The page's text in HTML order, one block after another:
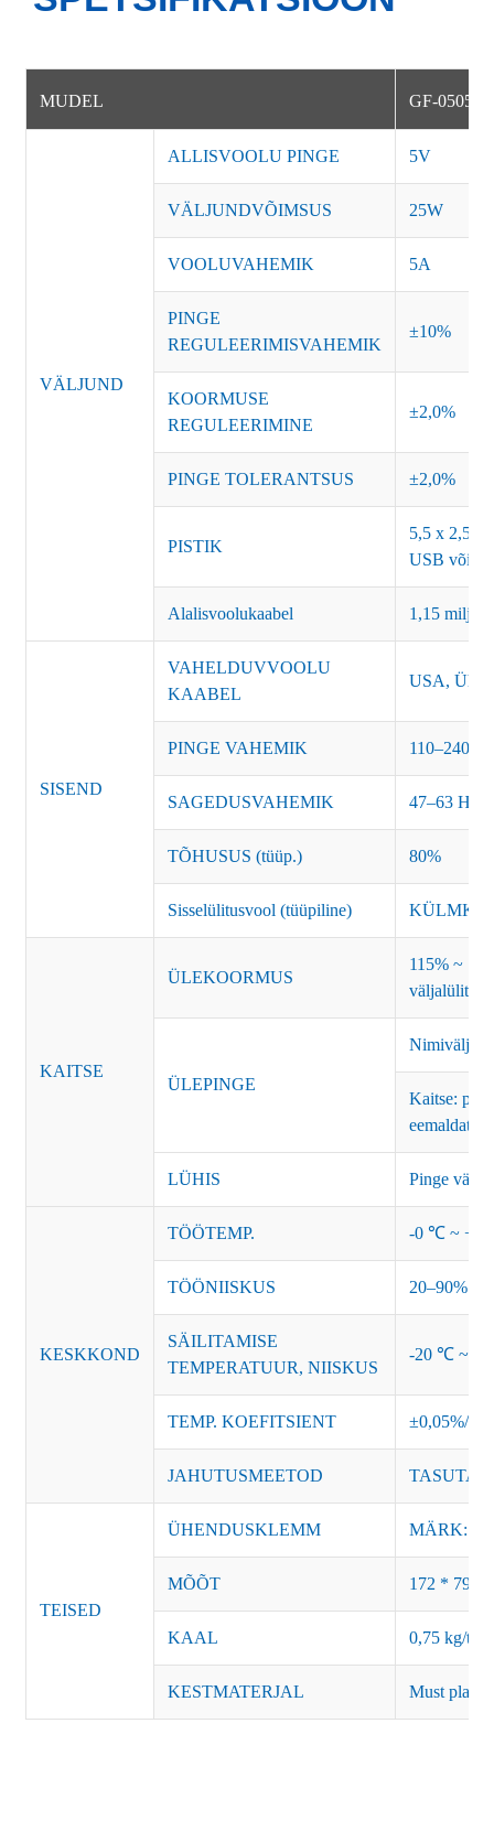
MUDEL GF-
VÄLJUND
ALLISVOOLU PINGE 5V
VÄLJUNDVÕIMSUS 25W
VOOLUVAHEMIK 5A
PINGE
REGULEERIMISVAHEMIK
±10%
KOORMUSE
REGULEERIMINE
±2,0%
PINGE TOLERANTSUS ±2,0%
PISTIK
5,5 x 2,5,
USB või
Alalisvoolukaabel 1,15
SISEND
VAHELDUVVOOLU
KAABEL
USA,
PINGE VAHEMIK 110–240 V
SAGEDUSVAHEMIK 47–63 Hz
TÕHUSUS (tüüp.) 80%
Sisselülitusvool (tüüpiline)
KAITSE
ÜLEKOORMUS
115% ~
väljalülitus,
ÜLEPINGE
Kaitse:
LÜHIS Pinge
KESKKOND
TÖÖTEMP. -0 ℃ ~ +45
TÖÖNIISKUS 20–90%
SÄILITAMISE
TEMPERATUUR, NIISKUS
-20 ℃ ~
TEMP. KOEFITSIENT ±0,05%/℃
JAHUTUSMEETOD TASUTA
TEISED
ÜHENDUSKLEMM MÄRK:
MÕÕT 172 * 79 *
KAAL 0,75 kg/tk
KESTMATERJAL Must